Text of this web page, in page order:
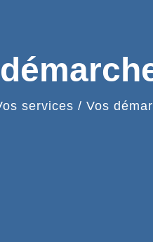
services / Vos